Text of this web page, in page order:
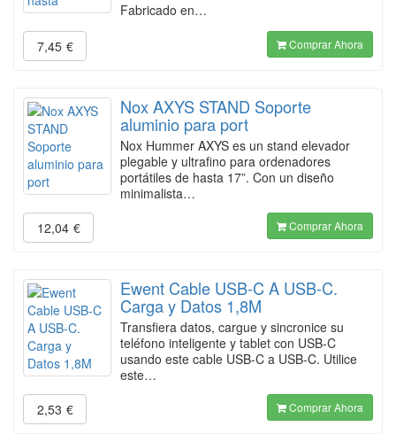
Fabricado en…
7,45 € Comprar Ahora
Nox AXYS STAND Soporte
aluminio para port
Nox Hummer AXYS es un stand elevador
plegable y ultrafino para ordenadores
portátiles de hasta 17”. Con un diseño
minimalista…
12,04 € Comprar Ahora
Ewent Cable USB-C A USB-C.
Carga y Datos 1,8M
Transfiera datos, cargue y sincronice su
teléfono inteligente y tablet con USB-C
usando este cable USB-C a USB-C. Utilice
este…
2,53 € Comprar Ahora